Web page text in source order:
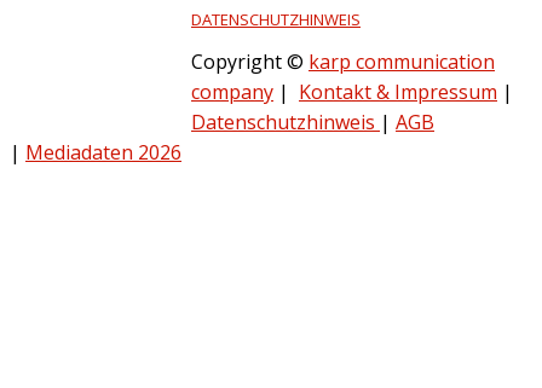
DATENSCHUTZHINWEIS
Copyright © karp communication
company | Kontakt & Impressum |
Datenschutzhinweis | AGB
| Mediadaten 2026